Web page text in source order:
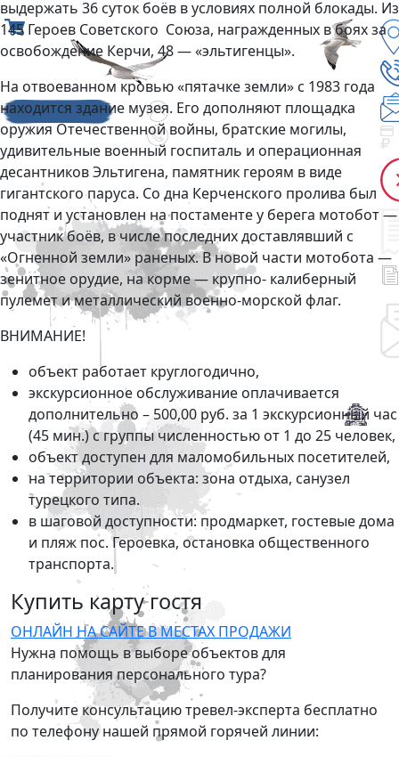
выдержать 36 суток боёв в условиях полной блокады. Из
145 Героев Советского Союза, награжденных в боях за
освобождение Керчи, 48 — «эльтигенцы».
На отвоеванном кровью «пятачке земли» с 1983 года
находится здание музея. Его дополняют площадка
оружия Отечественной войны, братские могилы,
удивительные военный госпиталь и операционная
десантников Эльтигена, памятник героям в виде
гигантского паруса. Со дна Керченского пролива был
поднят и установлен на постаменте у берега мотобот —
участник боёв, в числе последних доставлявший с
«Огненной земли» раненых. В новой части мотобота —
зенитное орудие, на корме — крупно- калиберный
пулемет и металлический военно-морской флаг.
ВНИМАНИЕ!
объект работает круглогодично,
экскурсионное обслуживание оплачивается
дополнительно – 500,00 руб. за 1 экскурсионный час
(45 мин.) с группы численностью от 1 до 25 человек,
объект доступен для маломобильных посетителей,
на территории объекта: зона отдыха, санузел
турецкого типа.
в шаговой доступности: продмаркет, гостевые дома
и пляж пос. Героевка, остановка общественного
транспорта.
Купить карту гостя
ОНЛАЙН НА САЙТЕВ МЕСТАХ ПРОДАЖИ
Нужна помощь в выборе объектов для
планирования персонального тура?
Получите консультацию тревел-эксперта бесплатно
по телефону нашей прямой горячей линии: